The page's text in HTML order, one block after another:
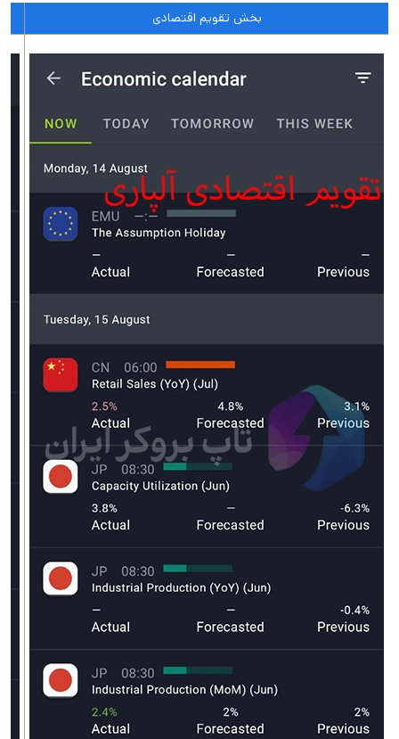
بخش تقویم اقتصادی